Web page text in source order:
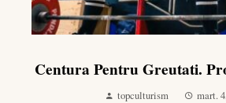
Centura Pentru Greutati.
topculturism mart.